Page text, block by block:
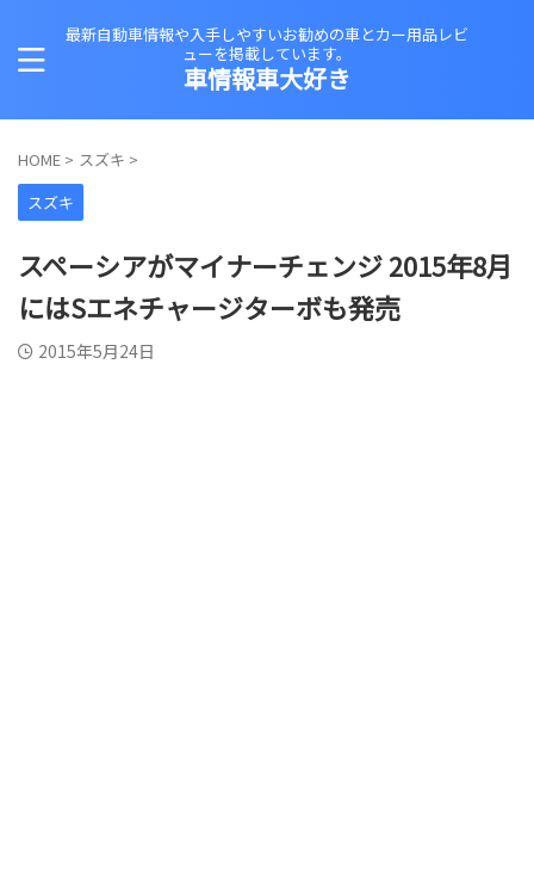
最新自動車情報や入手しやすいお勧めの車とカー用品レビ
ューを掲載しています。
車情報車大好き
HOME > スズキ >
スズキ
スペーシアがマイナーチェンジ 2015年8月
にはSエネチャージターボも発売
2015年5月24日